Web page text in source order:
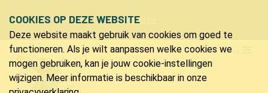
links
over
Spring
naar
Ons telefoon:
+32 9 218 91 20 Ons e-mailadres:
info@bvlo.be
Menu
LO & Sport
Lidmaatschap
Verzekering LO & sport
COOKIES OP DEZE WEBSITE
Deze website maakt gebruik van cookies om goed te
functioneren. Als je wilt aanpassen welke cookies we
mogen gebruiken, kan je jouw cookie-instellingen
wijzigen. Meer informatie is beschikbaar in onze